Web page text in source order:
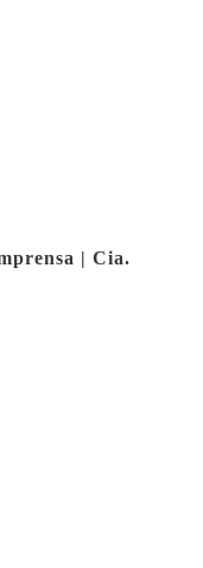
| Cia.